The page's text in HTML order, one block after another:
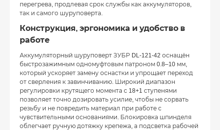
перегрева, продлевая срок службы как аккумуляторов,
так и самого шуруповерта.
Конструкция, эргономика и удобство в
работе
Аккумуляторный шуруповерт ЗУБР DL-121-42 оснащён
быстрозажимным одномуфтовым патроном 0.8–10 мм,
который ускоряет замену оснастки и упрощает переход
от сверления к завинчиванию. Широкий диапазон
регулировки крутящего момента с 18+1 ступенями
позволяет точно дозировать усилие, чтобы не сорвать
резьбу и не повредить материал при работе с
чувствительными основаниями. Блокировка шпинделя
облегчает ручную дотяжку крепежа, а подсветка рабочей